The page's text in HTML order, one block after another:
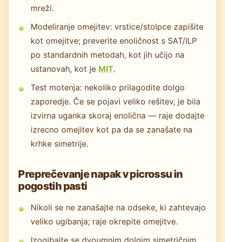
mreži.
Modeliranje omejitev: vrstice/stolpce zapišite
kot omejitve; preverite enoličnost s SAT/ILP
po standardnih metodah, kot jih učijo na
ustanovah, kot je MIT.
Test motenja: nekoliko prilagodite dolgo
zaporedje. Če se pojavi veliko rešitev, je bila
izvirna uganka skoraj enolična — raje dodajte
izrecno omejitev kot pa da se zanašate na
krhke simetrije.
Preprečevanje napak v picrossu in
pogostih pasti
Nikoli se ne zanašajte na odseke, ki zahtevajo
veliko ugibanja; raje okrepite omejitve.